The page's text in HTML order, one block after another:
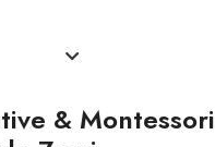
& Montessori